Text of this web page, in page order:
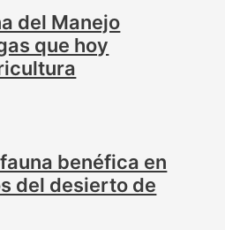
del Manejo
que hoy
benéfica en
del desierto de